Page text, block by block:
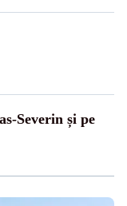
Severin și pe